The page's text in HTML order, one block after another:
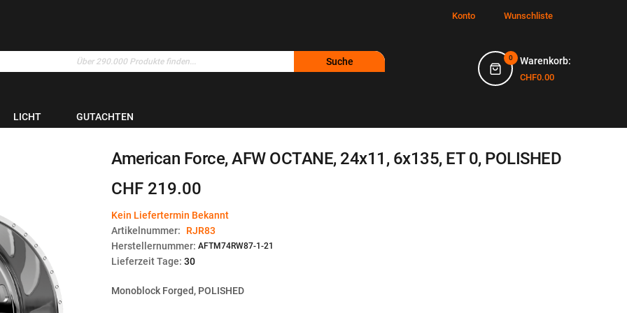
Konto Wunschliste
0 Warenkorb:
CHF0.00
Suche
LICHT GUTACHTEN
American Force, AFW OCTANE, 24x11, 6x135, ET 0, POLISHED
CHF 219.00
Kein Liefertermin Bekannt
Artikelnummer:
RJR83
Herstellernummer: AFTM74RW87-1-21
Lieferzeit Tage: 30
Monoblock Forged, POLISHED